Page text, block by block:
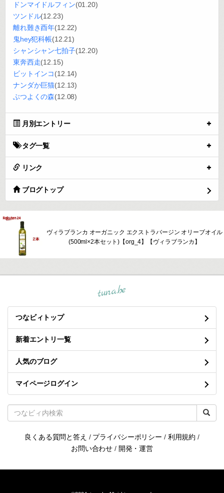
ドンマイドルフィン(01.20)
ツンドル(12.23)
離れ難き酉年(12.22)
鬼hey犯科帳(12.21)
シャンシャン七拍子(12.20)
東奔西走(12.15)
ビットインコ(12.14)
ナンダか巨猫(12.13)
ぶつよくの森(12.08)
月別エントリー
タグ一覧
リンク
ブログトップ
ヴィラブランカ オーガニック エクストラバージン オリーブオイル
(500ml×2本セット)【org_4】【ヴィラブランカ】
tuna.be
つなビィトップ
新着エントリ一覧
人気のブログ
マイページログイン
良くある質問と答え / プライバシーポリシー / 利用規約 /
お問い合わせ / 開発・運営